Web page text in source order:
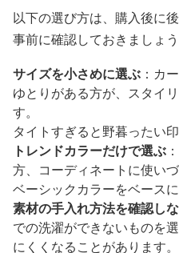
以下の選び方は、購入後に
事前に確認しておきましょう
サイズを小さめに選ぶ ：カ
ゆとりがある方が、スタイ
す。
タイトすぎると野暮ったい
トレンドカラーだけで選ぶ
方、コーディネートに使い
ベーシックカラーをベース
素材の手入れ方法を確認し
での洗濯ができないものを
にくくなることがあります。